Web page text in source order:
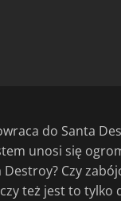
do Santa
unosi się
Destroy? Czy
też jest to